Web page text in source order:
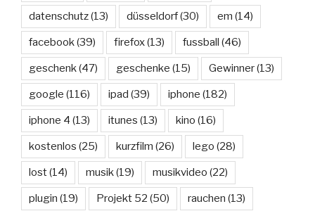
datenschutz(13) düsseldorf(30) em (14)
facebook(39) firefox(13) fussball (46)
geschenk(47) geschenke (15) Gewinner(13)
google (116) ipad (39) iphone (182)
iphone 4 (13) itunes (13) kino (16)
kostenlos (25) kurzfilm (26) lego (28)
lost(14) musik(19) musikvideo (22)
plugin (19) Projekt 52 (50) rauchen (13)